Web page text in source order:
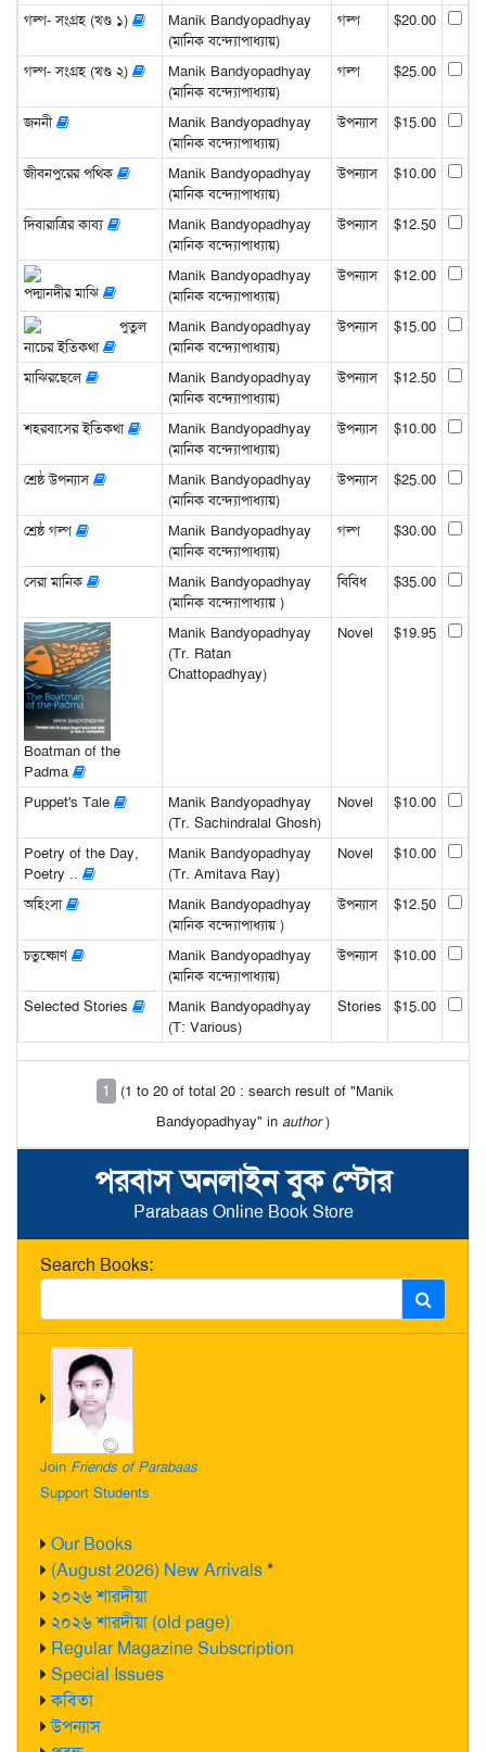
পরবাস অনলাইন বুক স্টোর
Parabaas Online Book Store
Search Books:
Join Friends of Parabaas
Support Students
Our Books
(August 2026) New Arrivals*
২০২৬ শারদীয়া
২০২৬ শারদীয়া (old page)
Regular Magazine Subscription
Special Issues
কবিতা
উপন্যাস
গল্প- সংগ্রহ (খণ্ড ১)
Manik Bandyopadhyay
(মানিক বন্দ্যোপাধ্যায়)
গল্প $20.00
গল্প- সংগ্রহ (খণ্ড ২)
Manik Bandyopadhyay
(মানিক বন্দ্যোপাধ্যায়)
গল্প $25.00
জননী
Manik Bandyopadhyay
(মানিক বন্দ্যোপাধ্যায়)
উপন্যাস $15.00
জীবনপুরের পথিক
Manik Bandyopadhyay
(মানিক বন্দ্যোপাধ্যায়)
উপন্যাস $10.00
দিবারাত্রির কাব্য
Manik Bandyopadhyay
(মানিক বন্দ্যোপাধ্যায়)
উপন্যাস $12.50
পদ্মানদীর মাঝি
Manik Bandyopadhyay
(মানিক বন্দ্যোপাধ্যায়)
উপন্যাস $12.00
পুতুল
নাচের ইতিকথা
Manik Bandyopadhyay
(মানিক বন্দ্যোপাধ্যায়)
উপন্যাস $15.00
মাঝিরছেলে
Manik Bandyopadhyay
(মানিক বন্দ্যোপাধ্যায়)
উপন্যাস $12.50
শহরবাসের ইতিকথা
Manik Bandyopadhyay
(মানিক বন্দ্যোপাধ্যায়)
উপন্যাস $10.00
শ্রেষ্ঠ উপন্যাস
Manik Bandyopadhyay
(মানিক বন্দ্যোপাধ্যায়)
উপন্যাস $25.00
শ্রেষ্ঠ গল্প
Manik Bandyopadhyay
(মানিক বন্দ্যোপাধ্যায়)
গল্প $30.00
সেরা মানিক
Manik Bandyopadhyay
(মানিক বন্দ্যোপাধ্যায় )
বিবিধ $35.00
Boatman of the
Padma
Manik Bandyopadhyay
(Tr. Ratan
Chattopadhyay)
Novel $19.95
Puppet's Tale
Manik Bandyopadhyay
(Tr. Sachindralal Ghosh)
Novel $10.00
Poetry of the Day,
Poetry ..
Manik Bandyopadhyay
(Tr. Amitava Ray)
Novel $10.00
অহিংসা
Manik Bandyopadhyay
(মানিক বন্দ্যোপাধ্যায় )
উপন্যাস $12.50
চতুষ্কোণ
Manik Bandyopadhyay
(মানিক বন্দ্যোপাধ্যায়)
উপন্যাস $10.00
Selected Stories
Manik Bandyopadhyay
(T: Various)
Stories $15.00
1
(1 to 20 of total 20 : search result of "Manik
Bandyopadhyay" in author)